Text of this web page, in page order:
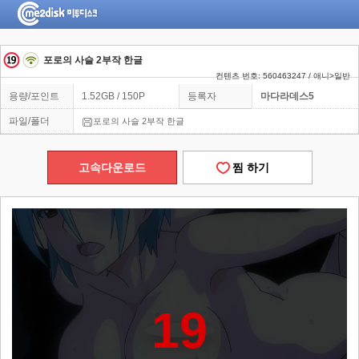
포로의 사슬 2부작 한글
컨텐츠 번호: 560463247 / 애니>일반
용량/포인트 1.52GB / 150P 등록자 마다라데스5
파일/폴더 포로의 사슬 2부작 한글
고속다운로드 찜 하기
19